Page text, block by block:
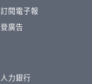
訂閱電子報
登廣告
人力銀行